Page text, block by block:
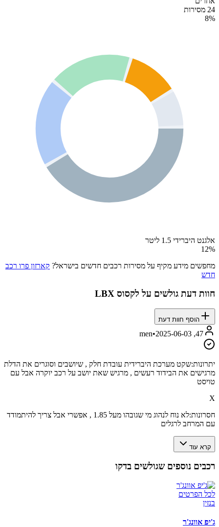
24 מסירות
8%
אלגנט היברידי 1.5 ליטר
12%
מחפשים מידע מקיף על מסירות רכבים חדשים בישראל? קארזון פרו רכב
חדש
חוות דעת גולשים על לקסוס LBX
הוסף חוות דעת
47, men
•2025-06-03
יתרונות:שקט מערכת היברידית עובדת חלק , שיושבים וסוגרים את הדלת
מרגישים את הבידוד רעשים , מרגיש שאת יושב על רכב יוקרה אבל עם
טויסט
X
חסרונות:
לא נוח לנהוג מי שגובהו מעל 1.85 , אפשרי אבל צריך להיתמודד
עם המרחב לרגלים
קרא עוד
רכבים נוספים שגולשים בדקו
לכל הפרטים
בנזין
ג'יפ אוונג'ר